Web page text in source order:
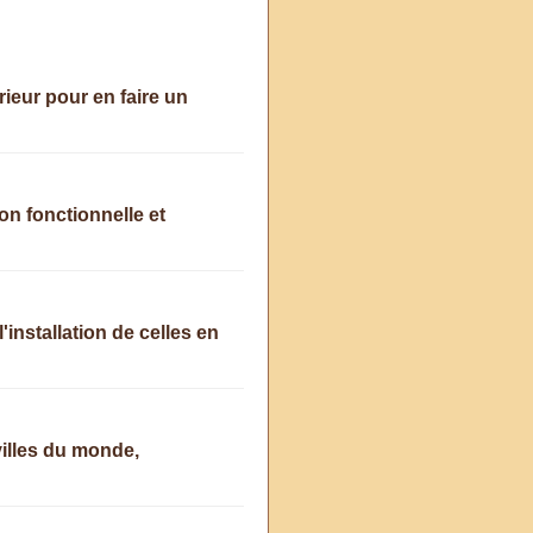
pour en faire un
fonctionnelle et
de celles en
du monde,